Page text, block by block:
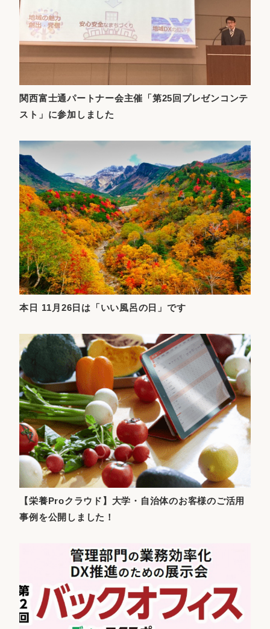
関西富士通パートナー会主催「第25回プレゼンコンテ
スト」に参加しました
本日 11月26日は「いい風呂の日」です
【栄養Proクラウド】大学・自治体のお客様のご活用
事例を公開しました！